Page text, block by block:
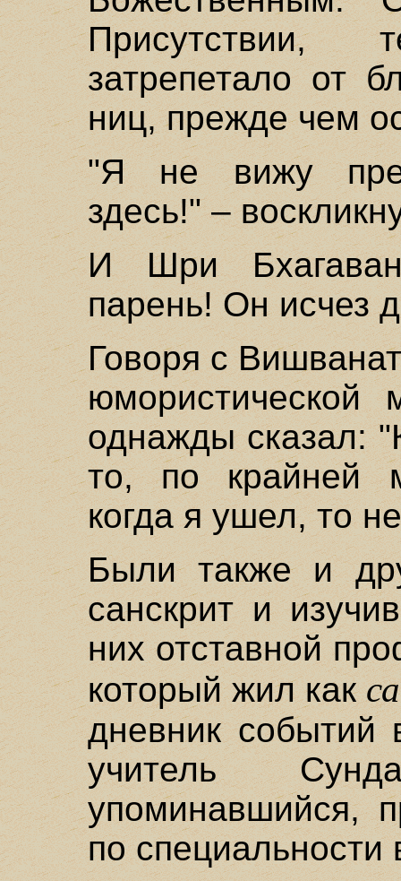
затрепетало от
ниц, прежде чем
"Я не вижу
здесь!" –
И Шри
парень! Он исчез
Говоря с
юмористической
однажды сказал:
то, по крайней
когда я ушел, то
Были также и
санскрит и
них отставной
который жил как
дневник
учитель
упоминавшийся,
по